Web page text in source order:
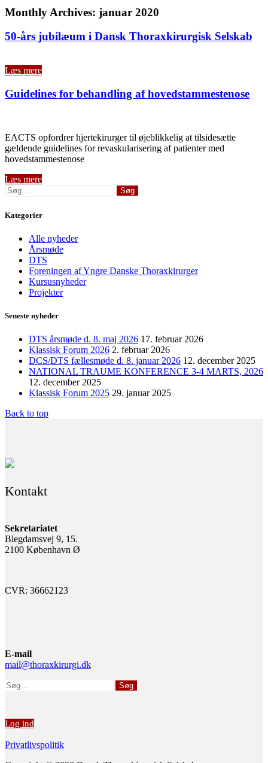
Monthly Archives: januar 2020
50-års jubilæum i Dansk Thoraxkirurgisk Selskab
Læs mere
Guidelines for behandling af hovedstammestenose
EACTS opfordrer hjertekirurger til øjeblikkelig at tilsidesætte
gældende guidelines for revaskularisering af patienter med
hovedstammestenose
Læs mere
Søg
Kategorier
Alle nyheder
Årsmøde
DTS
Foreningen af Yngre Danske Thoraxkirurger
Kursusnyheder
Projekter
Seneste nyheder
DTS årsmøde d. 8. maj 2026 17. februar 2026
Klassisk Forum 2026 2. februar 2026
DCS/DTS fællesmøde d. 8. januar 2026 12. december 2025
NATIONAL TRAUME KONFERENCE 3-4 MARTS, 2026
12. december 2025
Klassisk Forum 2025 29. januar 2025
Back to top
Kontakt
Sekretariatet
Blegdamsvej 9, 15.
2100 København Ø
CVR: 36662123
E-mail
mail@thoraxkirurgi.dk
Søg
Log ind
Privatlivspolitik